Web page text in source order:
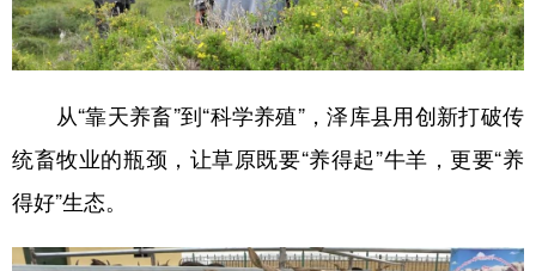
从“靠天养畜”到“科学养殖”，泽库县用创新打破传
统畜牧业的瓶颈，让草原既要“养得起”牛羊，更要“养
得好”生态。